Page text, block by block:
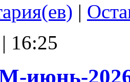
|
16:25
июнь-